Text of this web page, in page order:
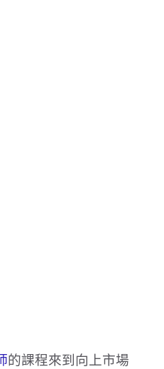
的課程來到向上市場